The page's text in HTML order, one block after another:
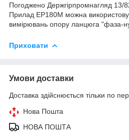
Погоджено Держгірпромнагляд 13/
Прилад ЕР180М можна
вимірювань опору ланцюга "фаза-
Приховати
Умови доставки
Доставка здійснюється тільки по
Нова Пошта
НОВА ПОШТА